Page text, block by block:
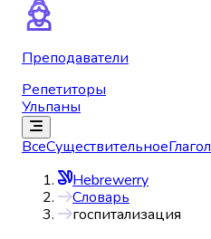
Преподаватели
Репетиторы
Ульпаны
ВсеСуществительноеГлагол
Hebrewerry
Словарь
госпитализация